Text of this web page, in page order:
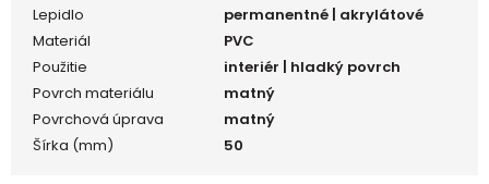
Lepidlo
permanentné | akrylátové
Materiál
PVC
Použitie
interiér | hladký povrch
Povrch materiálu
matný
Povrchová úprava
matný
Šírka (mm)
50